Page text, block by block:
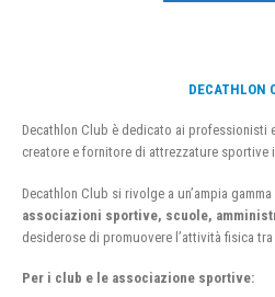
DECATHLON
Decathlon Club è dedicato ai professionisti
creatore e fornitore di attrezzature sportive
Decathlon Club si rivolge a un’ampia
associazioni sportive, scuole,
desiderose di promuovere l’attività fisica
Per i club e le associazione sportive: